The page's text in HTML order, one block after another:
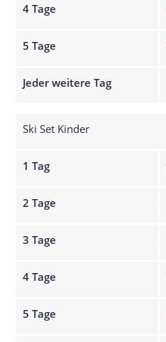
4 Tage
5 Tage
Jeder weitere Tag
1 Tag
2 Tage
3 Tage
4 Tage
5 Tage
Ski Set Kinder